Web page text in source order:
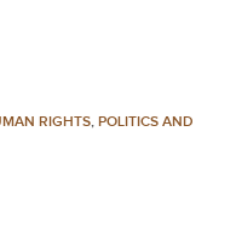
RIGHTS, POLITICS AND